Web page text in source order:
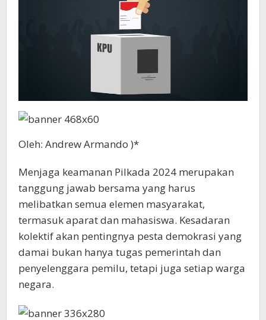
Oleh: Andrew Armando )*
Menjaga keamanan Pilkada 2024 merupakan
tanggung jawab bersama yang harus
melibatkan semua elemen masyarakat,
termasuk aparat dan mahasiswa. Kesadaran
kolektif akan pentingnya pesta demokrasi yang
damai bukan hanya tugas pemerintah dan
penyelenggara pemilu, tetapi juga setiap warga
negara.